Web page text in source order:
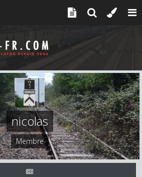
nicolas
Membre